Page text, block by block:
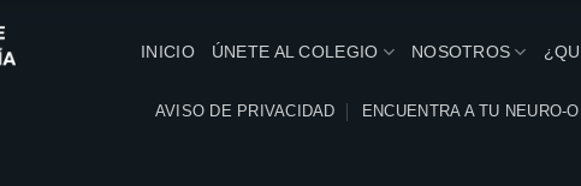
INICIO ÚNETE AL COLEGIO NOSOTROS
AVISO DE PRIVACIDAD ENCUENTRA A TU NEURO-